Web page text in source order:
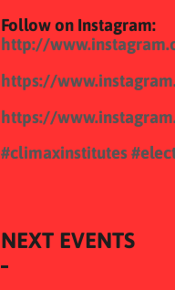
Follow on Instagram:
http://
https://
https://
#climaxinstitutes
NEXT EVENTS